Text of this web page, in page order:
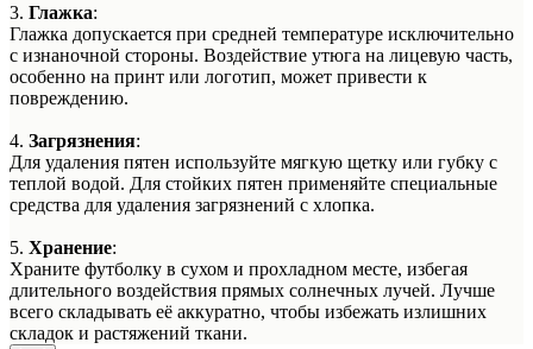
3. Глажка:
Глажка допускается при средней температуре исключительно
с изнаночной стороны. Воздействие утюга на лицевую часть,
особенно на принт или логотип, может привести к
повреждению.
4. Загрязнения:
Для удаления пятен используйте мягкую щетку или губку с
теплой водой. Для стойких пятен применяйте специальные
средства для удаления загрязнений с хлопка.
5. Хранение:
Храните футболку в сухом и прохладном месте, избегая
длительного воздействия прямых солнечных лучей. Лучше
всего складывать её аккуратно, чтобы избежать излишних
складок и растяжений ткани.